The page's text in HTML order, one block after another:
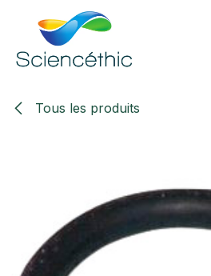
Se rendre au contenu
Tous les produits